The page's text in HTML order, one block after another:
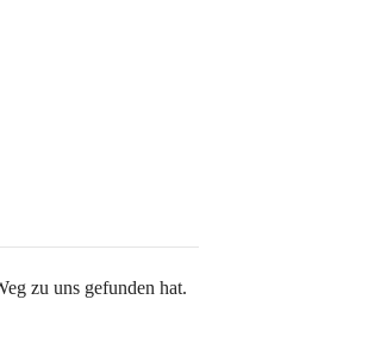
zu uns gefunden hat.